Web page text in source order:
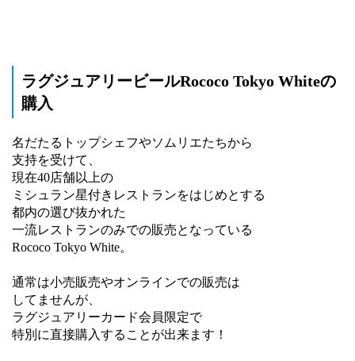
ラグジュアリービールRococo Tokyo Whiteの
購入
名だたるトップシェフやソムリエたちから
支持を受けて、
現在40店舗以上の
ミシュラン星付きレストランをはじめとする
都内の選び抜かれた
一流レストランのみでの販売となっている
Rococo Tokyo White。
通常は小売販売やオンラインでの販売は
してませんが、
ラグジュアリーカード会員限定で
特別に直接購入することが出来ます！